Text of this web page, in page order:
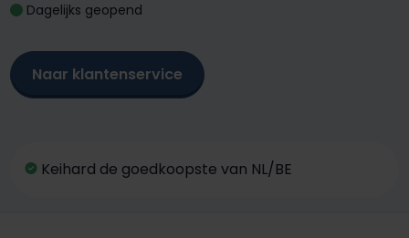
Dagelijks geopend
Naar klantenservice
Keihard de goedkoopste van NL/BE